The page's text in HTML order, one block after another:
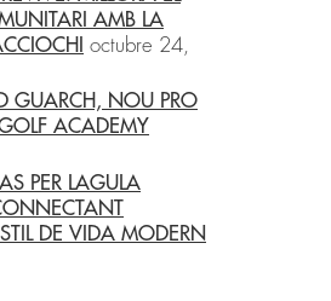
AMB LA
octubre 24,
GUARCH, NOU PRO
ACADEMY
PER LAGULA
DE VIDA MODERN